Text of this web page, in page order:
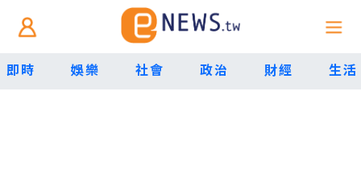
即時 娛樂 社會 政治 財經 生活